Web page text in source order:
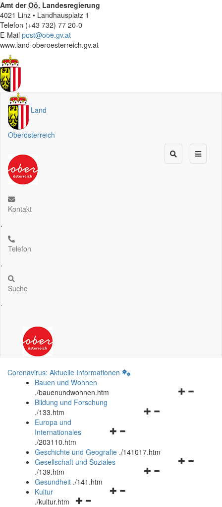
Amt derOö. Landesregierung
4021 Linz • Landhausplatz 1
Telefon (+43 732) 77 20-0
E-Mail post@ooe.gv.at
www.land-oberoesterreich.gv.at
Land
Oberösterreich
Kontakt
.
Telefon
.
Suche
.
Coronavirus: Aktuelle Informationen
Bauen und Wohnen
./bauenundwohnen.htm
Navigationsmenü
Bildung und Forschung
./133.htm
Navigationsmenü
und
schließen
Europa und
Internationales
./203110.htm
Geschichte und Geografie ./141017.htm
Navigationsmenü
Gesellschaft und Soziales
./139.htm
Navigationsmenü
Gesundheit ./141.htm
Navigationsmenü
Kultur
./kultur.htm